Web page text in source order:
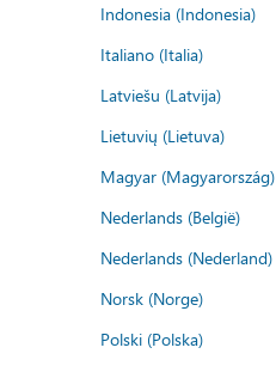
Indonesia (Indonesia)
Italiano (Italia)
Latviešu (Latvija)
Lietuvių (Lietuva)
Magyar (Magyarország)
Nederlands (België)
Nederlands (Nederland)
Norsk (Norge)
Polski (Polska)